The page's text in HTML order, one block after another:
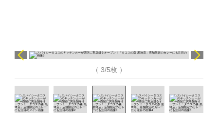
（ 3/5枚 ）